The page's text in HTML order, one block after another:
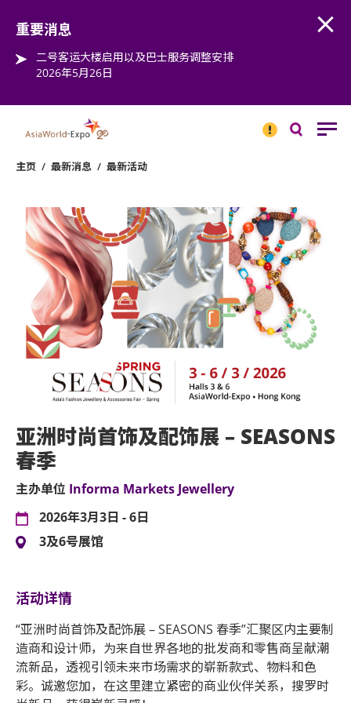
重要消息
二号客运大楼启用以及巴士服务调整安排
2026年5月26日
消息
主页 / 最新消息 / 最新活动
亚洲时尚首饰及配饰展 – SEASONS
春季
主办单位 Informa Markets Jewellery
2026年3月3日 - 6日
3及6号展馆
活动详情
“亚洲时尚首饰及配饰展 – SEASONS 春季”汇聚区内主要制
造商和设计师，为来自世界各地的批发商和零售商呈献潮
流新品，透视引领未来市场需求的崭新款式、物料和色
彩。诚邀您加，在这里建立紧密的商业伙伴关系，搜罗时